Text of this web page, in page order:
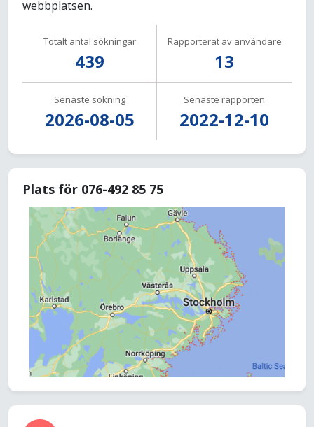
webbplatsen.
Totalt antal sökningar
439
Rapporterat av användare
13
Senaste sökning
2026-08-05
Senaste rapporten
2022-12-10
Plats för 076-492 85 75